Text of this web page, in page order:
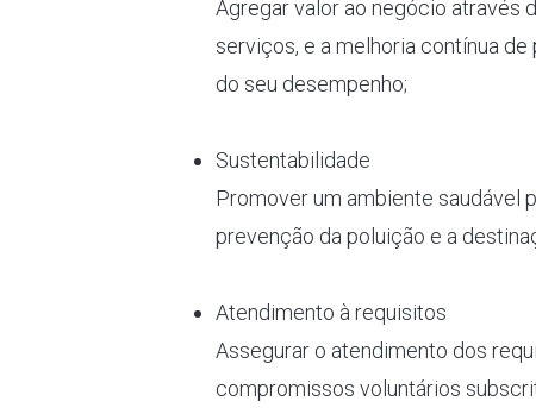
Agregar valor ao negócio através
serviços, e a melhoria contínua
do seu desempenho;
Sustentabilidade
Promover um ambiente saudável
prevenção da poluição e a
Atendimento à requisitos
Assegurar o atendimento dos
compromissos voluntários